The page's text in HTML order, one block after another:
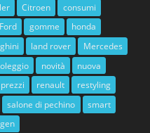
Citroen
consumi
Ford gomme
honda
land rover
Mercedes
novità
nuova
prezzi renault
restyling
salone di pechino
smart